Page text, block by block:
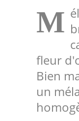
M
fleur
Bien
un